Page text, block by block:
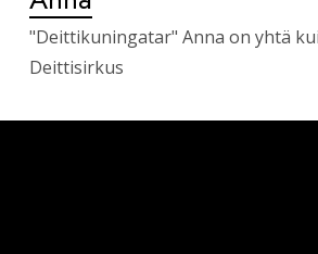
"Deittikuningatar" Anna on yhtä
Deittisirkus